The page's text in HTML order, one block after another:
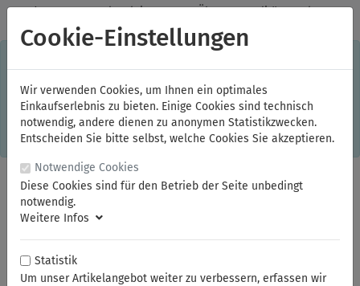
✓Jeden Monat starke Aktionen ✓Über 20 Qualitätsmarken ✓
Kostenlose Lieferung im Inland ab 150,00 Euro Bruttowarenwert
Einkaufserlebnis. Dabei werden beispielsweise die Session-
Informationen oder die Spracheinstellung auf Ihrem Rechner
gespeichert. Ohne Cookies ist der Funktionsumfang des
Online-Shops eingeschränkt. Sind Sie damit nicht
einverstanden, klicken Sie bitte hier.
Cookie-Einstellungen
Wir verwenden Cookies, um Ihnen ein optimales
Einkaufserlebnis zu bieten. Einige Cookies sind technisch
notwendig, andere dienen zu anonymen Statistikzwecken.
Entscheiden Sie bitte selbst, welche Cookies Sie akzeptieren.
Notwendige Cookies
Diese Cookies sind für den Betrieb der Seite unbedingt
notwendig.
Weitere Infos
Statistik
Um unser Artikelangebot weiter zu verbessern, erfassen wir